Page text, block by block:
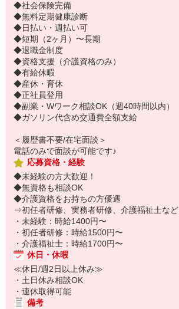
◆社会保険完備
◆無料定期健康診断
◆日払い・週払い可
◆短期（2ヶ月）〜長期
◆退職金制度
◆資格支援（介護資格のみ）
◆有給休暇
◆産休・育休
◆正社員登用
◆副業・Wワーク相談OK（週40時間以内）
◆ガソリン代含め交通費全額支給
＜履歴書不要/在宅面談＞
電話のみで面談が可能です♪
応募資格・経験
◆未経験の方大歓迎！
◆無資格も相談OK
◆介護資格をお持ちの方優遇
⇒初任者研修、実務者研修、介護福祉士など
・未経験：時給1400円〜
・初任者研修：時給1500円〜
・介護福祉士：時給1700円〜
休日・休暇
≪休日/週2日以上休み≫
・土日休み相談OK
・連休取得可能
備考